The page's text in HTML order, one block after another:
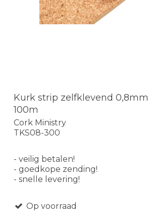
Kurk strip zelfklevend
100m
Cork Ministry
TKS08-300
- veilig betalen!
- goedkope zending!
- snelle levering!
Op voorraad